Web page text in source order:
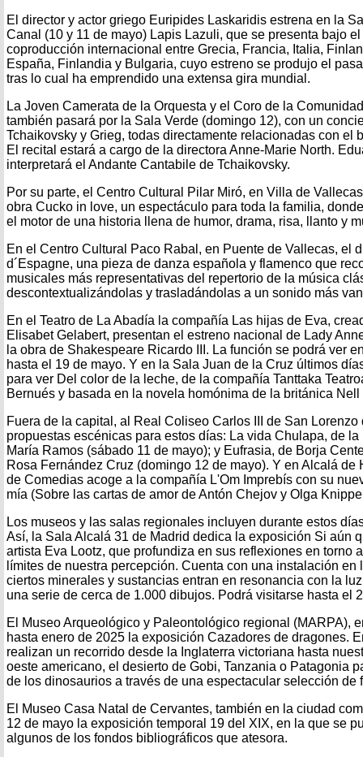
El director y actor griego Euripides Laskaridis estrena en la
Canal (10 y 11 de mayo) Lapis Lazuli, que se presenta bajo
coproducción internacional entre Grecia, Francia, Italia,
España, Finlandia y Bulgaria, cuyo estreno se produjo el
tras lo cual ha emprendido una extensa gira mundial.
La Joven Camerata de la Orquesta y el Coro de la
también pasará por la Sala Verde (domingo 12), con un
Tchaikovsky y Grieg, todas directamente relacionadas con el
El recital estará a cargo de la directora Anne-Marie North.
interpretará el Andante Cantabile de Tchaikovsky.
Por su parte, el Centro Cultural Pilar Miró, en Villa de
obra Cucko in love, un espectáculo para toda la familia,
el motor de una historia llena de humor, drama, risa, llanto y
En el Centro Cultural Paco Rabal, en Puente de Vallecas, el
d´Espagne, una pieza de danza española y flamenco que
musicales más representativas del repertorio de la música
descontextualizándolas y trasladándolas a un sonido más
En el Teatro de La Abadía la compañía Las hijas de Eva,
Elisabet Gelabert, presentan el estreno nacional de Lady
la obra de Shakespeare Ricardo III. La función se podrá ver
hasta el 19 de mayo. Y en la Sala Juan de la Cruz últimos
para ver Del color de la leche, de la compañía Tanttaka
Bernués y basada en la novela homónima de la británica Nell
Fuera de la capital, al Real Coliseo Carlos III de San
propuestas escénicas para estos días: La vida Chulapa, de
María Ramos (sábado 11 de mayo); y Eufrasia, de Borja
Rosa Fernández Cruz (domingo 12 de mayo). Y en Alcalá de
de Comedias acoge a la compañía L'Om Imprebís con su
mía (Sobre las cartas de amor de Antón Chejov y Olga
Los museos y las salas regionales incluyen durante estos
Así, la Sala Alcalá 31 de Madrid dedica la exposición Si aún
artista Eva Lootz, que profundiza en sus reflexiones en torno
límites de nuestra percepción. Cuenta con una instalación en
ciertos minerales y sustancias entran en resonancia con la
una serie de cerca de 1.000 dibujos. Podrá visitarse hasta el
El Museo Arqueológico y Paleontológico regional (MARPA),
hasta enero de 2025 la exposición Cazadores de dragones.
realizan un recorrido desde la Inglaterra victoriana hasta
oeste americano, el desierto de Gobi, Tanzania o Patagonia
de los dinosaurios a través de una espectacular selección de
El Museo Casa Natal de Cervantes, también en la ciudad
12 de mayo la exposición temporal 19 del XIX, en la que se
algunos de los fondos bibliográficos que atesora.